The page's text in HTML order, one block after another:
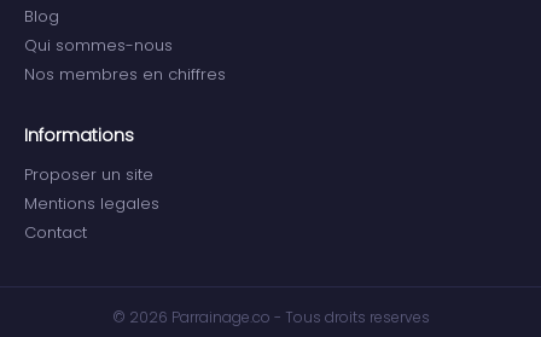
Blog
Qui sommes-nous
Nos membres en chiffres
Informations
Proposer un site
Mentions legales
Contact
© 2026 Parrainage.co - Tous droits reserves